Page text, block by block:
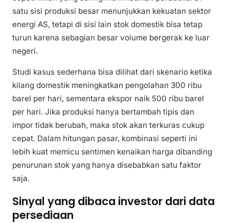
satu sisi produksi besar menunjukkan kekuatan sektor
energi AS, tetapi di sisi lain stok domestik bisa tetap
turun karena sebagian besar volume bergerak ke luar
negeri.
Studi kasus sederhana bisa dilihat dari skenario ketika
kilang domestik meningkatkan pengolahan 300 ribu
barel per hari, sementara ekspor naik 500 ribu barel
per hari. Jika produksi hanya bertambah tipis dan
impor tidak berubah, maka stok akan terkuras cukup
cepat. Dalam hitungan pasar, kombinasi seperti ini
lebih kuat memicu sentimen kenaikan harga dibanding
penurunan stok yang hanya disebabkan satu faktor
saja.
Sinyal yang dibaca investor dari data
persediaan